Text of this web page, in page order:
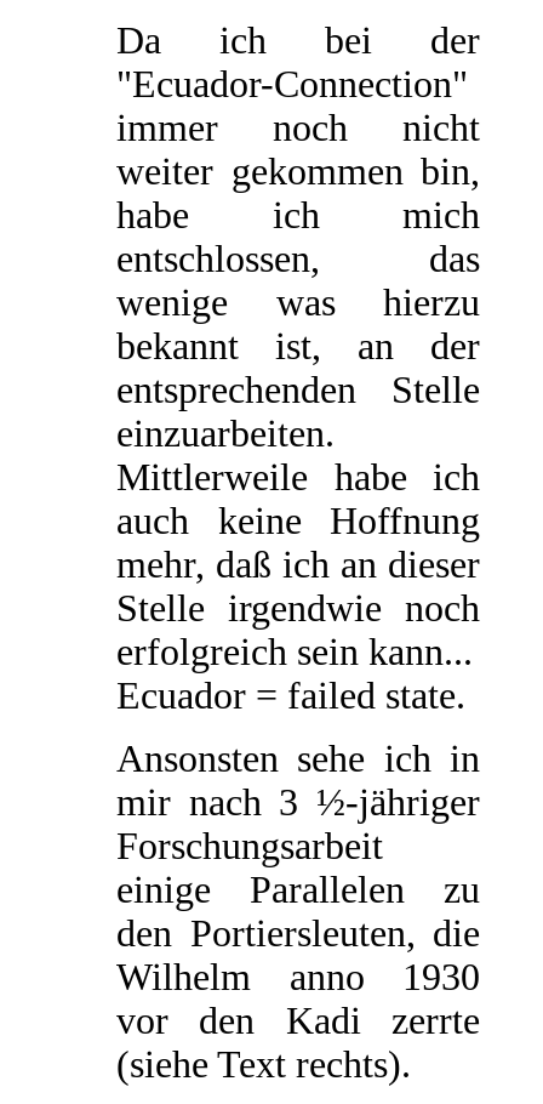
Da ich bei der
"Ecuador-Connection"
immer noch nicht
weiter gekommen bin,
habe ich mich
entschlossen, das
wenige was hierzu
bekannt ist, an der
entsprechenden Stelle
einzuarbeiten.
Mittlerweile habe ich
auch keine Hoffnung
mehr, daß ich an dieser
Stelle irgendwie noch
erfolgreich sein kann...
Ecuador = failed state.
Ansonsten sehe ich in
mir nach 3 ½-jähriger
Forschungsarbeit
einige Parallelen zu
den Portiersleuten, die
Wilhelm anno 1930
vor den Kadi zerrte
(siehe Text rechts).